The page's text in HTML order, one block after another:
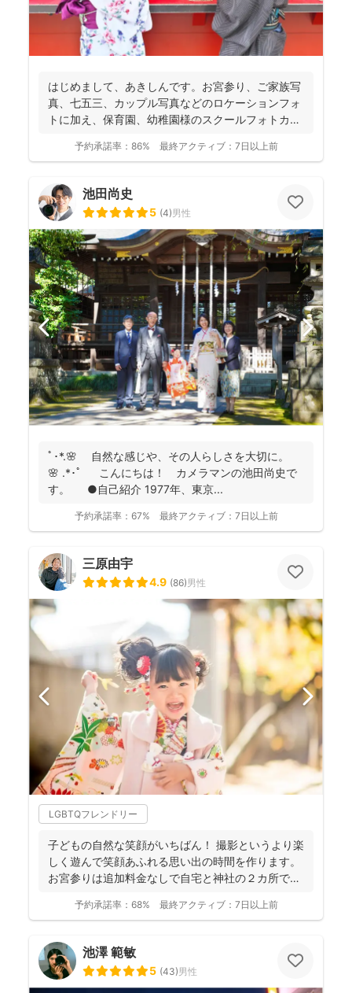
はじめまして、あきしんです。お宮参り、ご家族写
真、七五三、カップル写真などのロケーションフォ
トに加え、保育園、幼稚園様のスクールフォトカメ
予約承諾率： 86% 最終アクティブ： 7日以上前
池田尚史
5 (4)男性
ﾟ･*.🌸 自然な感じや、その人らしさを大切に。
🌸 .*･ﾟ こんにちは！ カメラマンの池田尚史で
す。 ●自己紹介 1977年、東京...
予約承諾率： 67% 最終アクティブ： 7日以上前
三原由宇
4.9 (86)男性
LGBTQフレンドリー
子どもの自然な笑顔がいちばん！ 撮影というより楽
しく遊んで笑顔あふれる思い出の時間を作ります。
お宮参りは追加料金なしで自宅と神社の２カ所で撮
予約承諾率： 68% 最終アクティブ： 7日以上前
池澤 範敏
5 (43)男性